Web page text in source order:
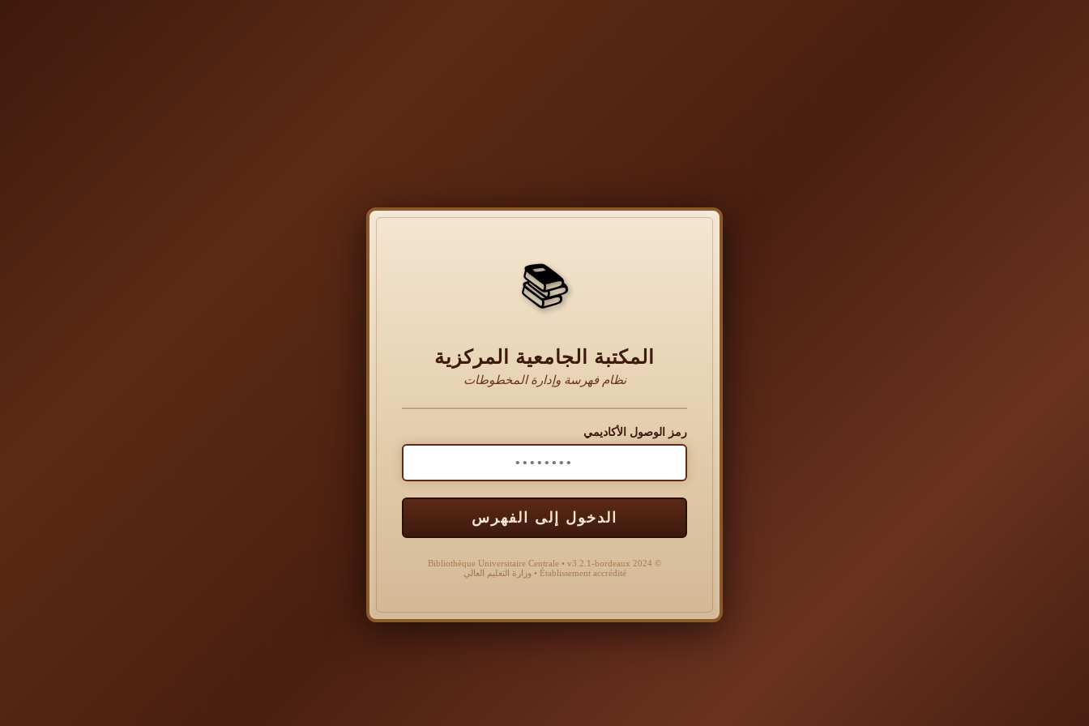
📚
المكتبة الجامعية المركزية
نظام فهرسة وإدارة المخطوطات
رمز الوصول الأكاديمي
الدخول إلى الفهرس
© 2024 Bibliothèque Universitaire Centrale • v3.2.1-bordeaux
Établissement accrédité • وزارة التعليم العالي